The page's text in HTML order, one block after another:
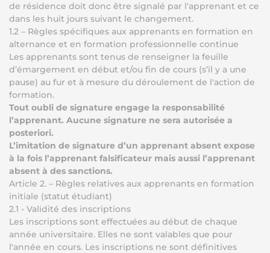
de résidence doit donc être signalé par l'apprenant et ce
dans les huit jours suivant le changement.
1.2 – Règles spécifiques aux apprenants en formation en
alternance et en formation professionnelle continue
Les apprenants sont tenus de renseigner la feuille
d’émargement en début et/ou fin de cours (s’il y a une
pause) au fur et à mesure du déroulement de l'action de
formation.
Tout oubli de signature engage la responsabilité
l’apprenant. Aucune signature ne sera autorisée a
posteriori.
L’imitation de signature d’un apprenant absent expose
à la fois l’apprenant falsificateur mais aussi l’apprenant
absent à des sanctions.
Article 2. – Règles relatives aux apprenants en formation
initiale (statut étudiant)
2.1 - Validité des inscriptions
Les inscriptions sont effectuées au début de chaque
année universitaire. Elles ne sont valables que pour
l'année en cours. Les inscriptions ne sont définitives